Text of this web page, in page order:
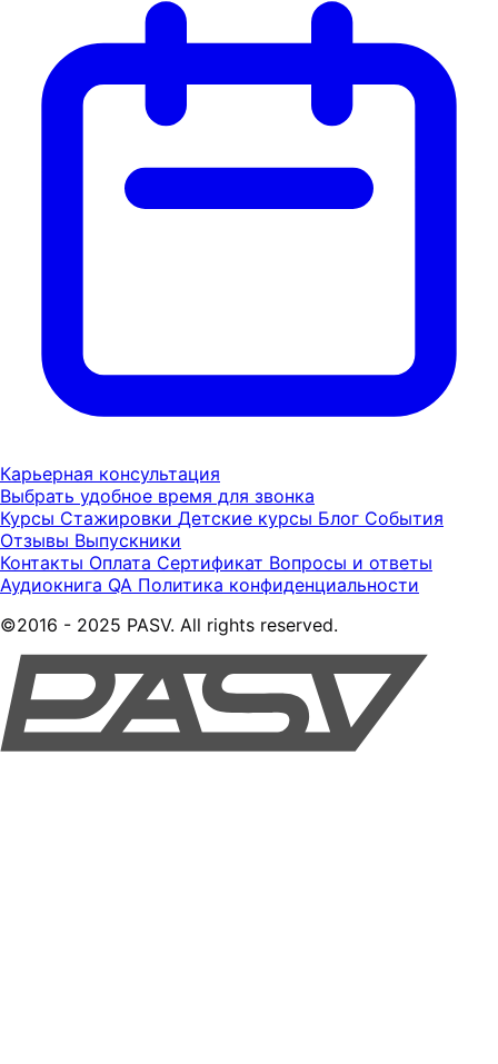
Карьерная консультация
Выбрать удобное время для звонка
Курсы Стажировки Детские курсы Блог События
Отзывы Выпускники
Контакты Оплата Сертификат Вопросы и ответы
Аудиокнига QA Политика конфиденциальности
©2016 - 2025 PASV. All rights reserved.